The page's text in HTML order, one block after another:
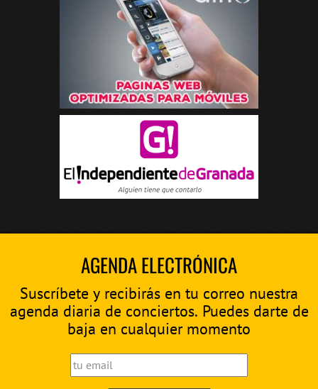
AGENDA ELECTRÓNICA
Suscríbete y recibirás en tu correo nuestra
agenda diaria de conciertos. Puedes darte de
baja en cualquier momento